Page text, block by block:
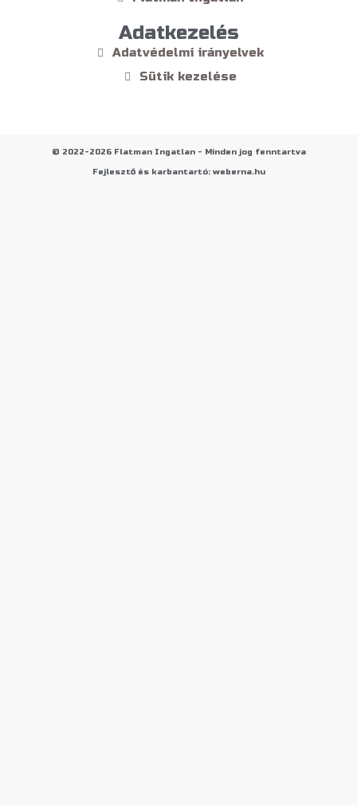
Adatkezelés
Adatvédelmi irányelvek
Sütik kezelése
© 2022-2026 Flatman Ingatlan - Minden jog fenntartva
Fejlesztő és karbantartó: weberna.hu